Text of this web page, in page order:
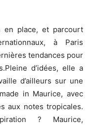
en place, et parcourt
à Paris
tendances pour
d’idées, elle a
d’ailleurs sur une
in Maurice, avec
aux notes tropicales.
? Maurice,